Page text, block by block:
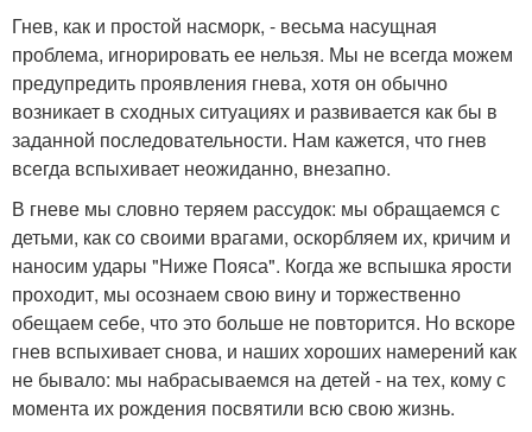
Гнев, как и простой насморк, - весьма насущная
проблема, игнорировать ее нельзя. Мы не всегда можем
предупредить проявления гнева, хотя он обычно
возникает в сходных ситуациях и развивается как бы в
заданной последовательности. Нам кажется, что гнев
всегда вспыхивает неожиданно, внезапно.
В гневе мы словно теряем рассудок: мы обращаемся с
детьми, как со своими врагами, оскорбляем их, кричим и
наносим удары "Ниже Пояса". Когда же вспышка ярости
проходит, мы осознаем свою вину и торжественно
обещаем себе, что это больше не повторится. Но вскоре
гнев вспыхивает снова, и наших хороших намерений как
не бывало: мы набрасываемся на детей - на тех, кому с
момента их рождения посвятили всю свою жизнь.